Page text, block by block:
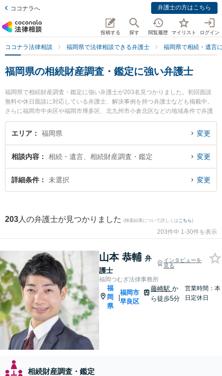
ココナラへ 弁護士の方はこちら
投稿する 探す 閲覧履歴 マイリスト ログイン
ココナラ法律相談 福岡県で法律相談できる弁護士 福岡県で相続・遺言
福岡県の相続財産調査・鑑定に強い弁護士
福岡県で相続財産調査・鑑定に強い弁護士が203名見つかりました。初回面談
無料や休日面談に対応している弁護士、解決事例を持つ弁護士なども掲載中。
さらに福岡市中央区や福岡市博多区、北九州市小倉北区などの地域条件で弁護
士を絞り込めます。相続・遺言に関係する家族間の相続トラブルや認知症の相
続、遺産分割等の細かな分野での絞り込み検索もでき便利です。特に福岡つむ
ール情報や弁護士費用、強みなどが注目されています。『福岡県で土日や夜間
に発生した相続財産調査・鑑定のトラブルを今すぐに弁護士に相談したい』
『相続財産調査・鑑定のトラブル解決の実績豊富な近くの弁護士を検索した
エリア 福岡県 変更
相談内容 相続・遺言、相続財産調査・鑑定 変更
詳細条件 未選択 変更
203 人の弁護士が見つかりました (検索結果について詳しくは こちら)
203件中 1-30件を表示
山本 恭輔 弁
護士
インタビューを
見る
福岡つむぎ法律事務所
福
岡
県
|
福岡市
早良区
藤崎駅 か
ら徒歩5分
営業時間：本
日定休日
相続財産調査・鑑定